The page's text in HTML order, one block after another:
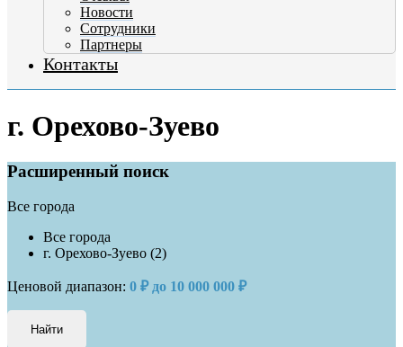
Новости
Сотрудники
Партнеры
Контакты
г. Орехово-Зуево
Расширенный поиск
Все города
Все города
г. Орехово-Зуево (2)
Ценовой диапазон: 0 ₽ до 10 000 000 ₽